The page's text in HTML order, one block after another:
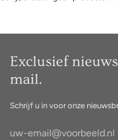
Exclusief
mail.
Schrijf u in voor onze